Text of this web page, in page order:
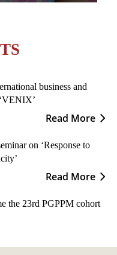
business and
Read More
on ‘Response to
Read More
the 23rd PGPPM cohort